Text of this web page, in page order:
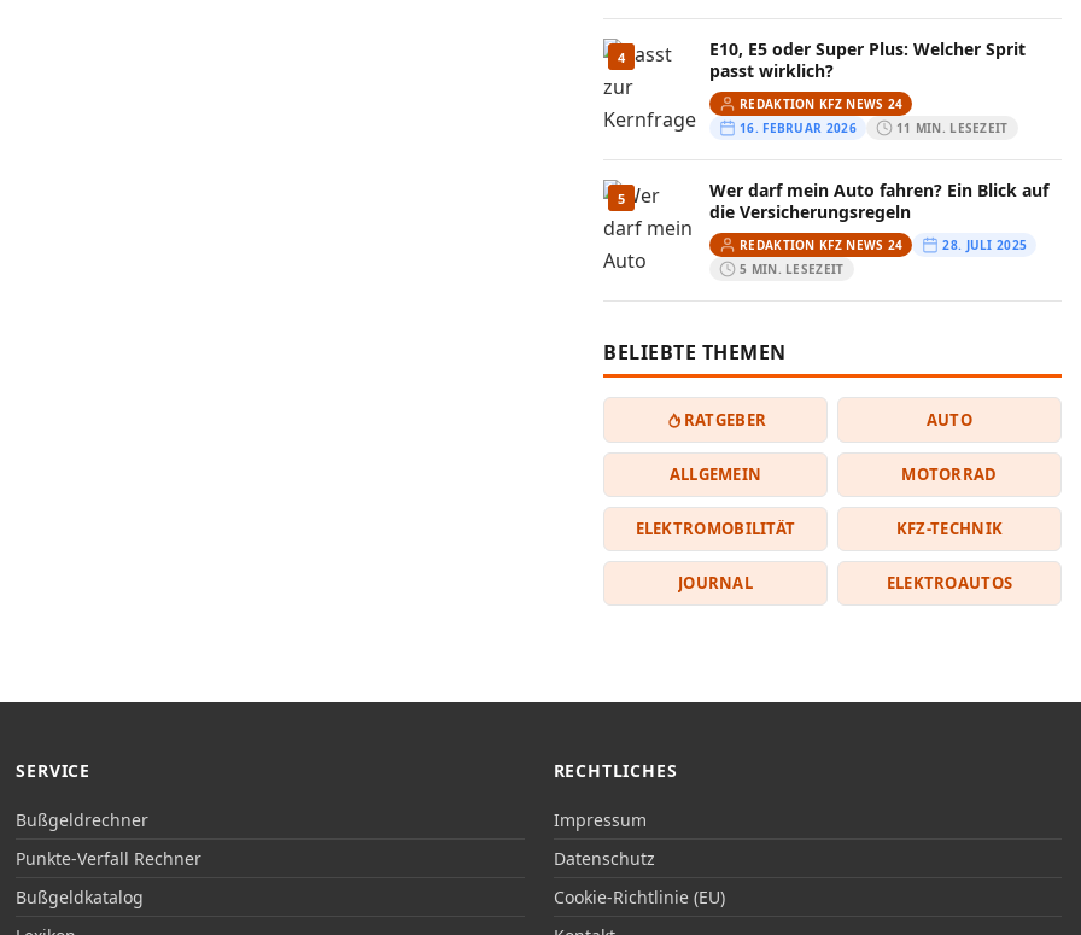
4
E10, E5 oder Super Plus: Welcher Sprit
passt wirklich?
REDAKTION KFZ NEWS 24
16. FEBRUAR 2026
11 MIN. LESEZEIT
5
Wer darf mein Auto fahren? Ein Blick auf
die Versicherungsregeln
REDAKTION KFZ NEWS 24
28. JULI 2025
5 MIN. LESEZEIT
BELIEBTE THEMEN
RATGEBER AUTO
ALLGEMEIN MOTORRAD
ELEKTROMOBILITÄT KFZ-TECHNIK
JOURNAL ELEKTROAUTOS
SERVICE
Bußgeldrechner
Punkte-Verfall Rechner
Bußgeldkatalog
RECHTLICHES
Impressum
Datenschutz
Cookie-Richtlinie (EU)